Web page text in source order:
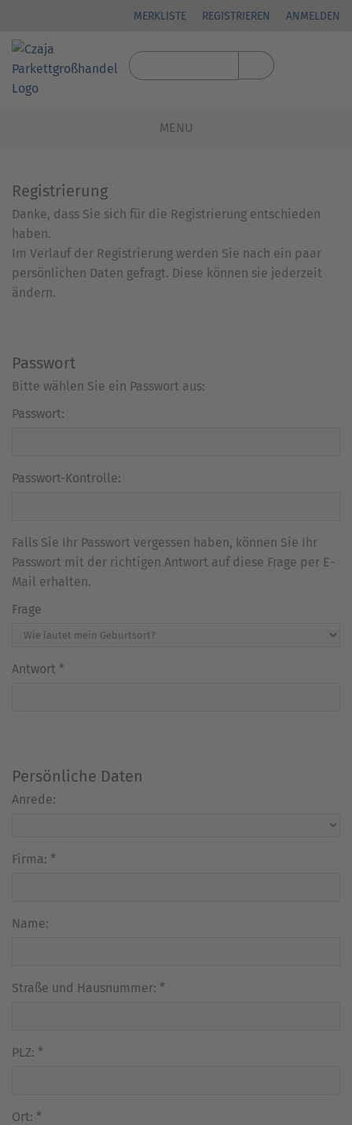
MERKLISTE REGISTRIEREN ANMELDEN
MENU
Registrierung
Danke, dass Sie sich für die Registrierung entschieden
haben.
Im Verlauf der Registrierung werden Sie nach ein paar
persönlichen Daten gefragt. Diese können sie jederzeit
ändern.
Passwort
Bitte wählen Sie ein Passwort aus:
Passwort:
Passwort-Kontrolle:
Falls Sie Ihr Passwort vergessen haben, können Sie Ihr
Passwort mit der richtigen Antwort auf diese Frage per E-
Mail erhalten.
Frage
Antwort *
Persönliche Daten
Anrede:
Firma: *
Name:
Straße und Hausnummer: *
PLZ: *
Ort: *